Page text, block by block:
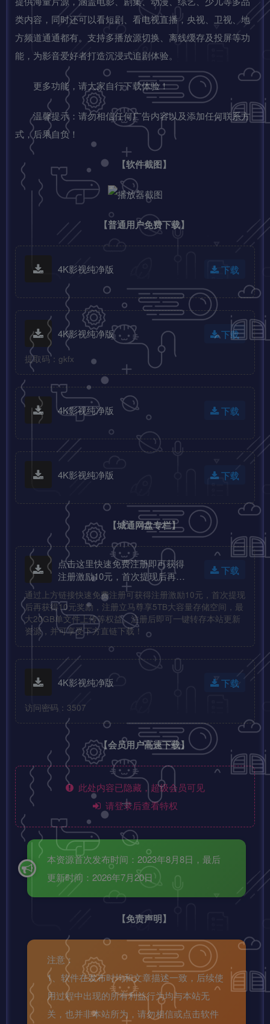
类内容，同时还可以看短剧、看电视直播，央视、卫视、地
方频道通通都有。支持多播放源切换、离线缓存及投屏等功
能，为影音爱好者打造沉浸式追剧体验。
更多功能，请大家自行下载体验！
温馨提示：请勿相信任何广告内容以及添加任何联系方
式，后果自负！
【软件截图】
【普通用户免费下载】
4K影视纯净版 下载
4K影视纯净版 下载
提取码：gkfx
4K影视纯净版 下载
4K影视纯净版 下载
【城通网盘专栏】
点击这里快速免费注册即可获得
注册激励10元，首次提现后再获
得10元奖励！
下载
通过上方链接快速免费注册可获得注册激励10元，首次提现
后再获得10元奖励，注册立马尊享5TB大容量存储空间，最
大20GB单文件上传等权益。注册后即可一键转存本站更新
资源，并可享受下方直链下载！
4K影视纯净版 下载
访问密码：3507
【会员用户高速下载】
此处内容已隐藏，超级会员可见
请登录后查看特权
本资源首次发布时间：2023年8月8日，最后
更新时间：2026年7月20日
【免责声明】
注意：
1、软件在发布时均和文章描述一致，后续使
用过程中出现的所有利益行为均与本站无
关，也并非本站所为，请勿相信或点击软件